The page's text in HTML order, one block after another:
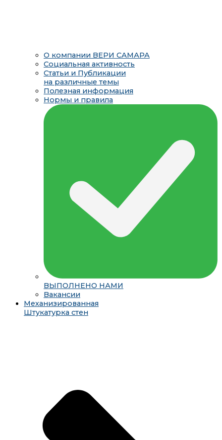
О компании ВЕРИ САМАРА
Социальная активность
Статьи и Публикации
на различные темы
Полезная информация
Нормы и правила
ВЫПОЛНЕНО НАМИ
Вакансии
Механизированная
Штукатурка стен